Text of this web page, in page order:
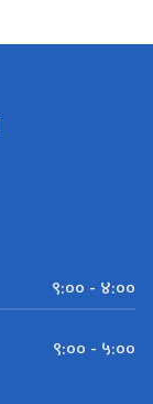
९:०० - ४:००
९:०० - ५:००